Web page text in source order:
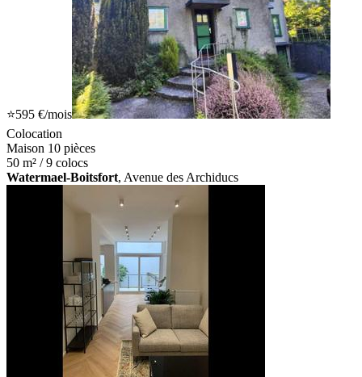
⭐595 €/mois
Colocation
Maison 10 pièces
50 m² / 9 colocs
Watermael-Boitsfort, Avenue des Archiducs